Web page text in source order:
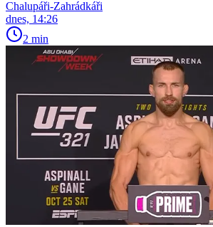
Chalupáři-Zahrádkáři
dnes, 14:26
2 min